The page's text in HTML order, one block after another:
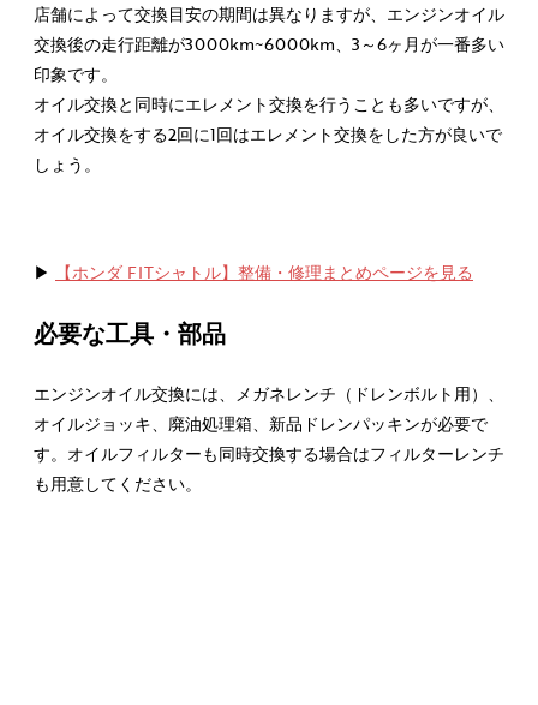
店舗によって交換目安の期間は異なりますが、エンジンオイル
交換後の走行距離が3000km~6000km、3～6ヶ月が一番多い
印象です。
オイル交換と同時にエレメント交換を行うことも多いですが、
オイル交換をする2回に1回はエレメント交換をした方が良いで
しょう。
▶ 【ホンダ FITシャトル】整備・修理まとめページを見る
必要な工具・部品
エンジンオイル交換には、メガネレンチ（ドレンボルト用）、
オイルジョッキ、廃油処理箱、新品ドレンパッキンが必要で
す。オイルフィルターも同時交換する場合はフィルターレンチ
も用意してください。